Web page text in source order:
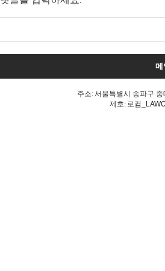
공 불꽃!
메
주소: 서울특별시 송파구
제호: 로컴